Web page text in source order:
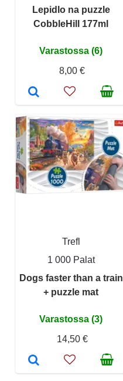
Lepidlo na puzzle
CobbleHill 177ml
Varastossa (6)
8,00 €
Trefl
1 000 Palat
Dogs faster than a train
+ puzzle mat
Varastossa (3)
14,50 €